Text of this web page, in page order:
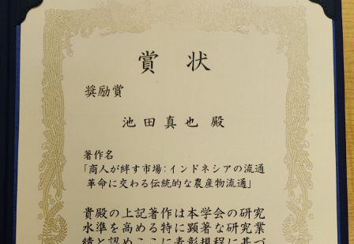
コラム･特集